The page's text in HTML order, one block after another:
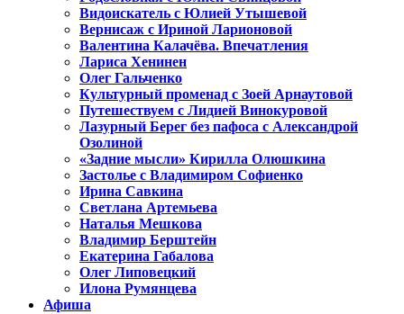
Видоискатель с Юлией Утышевой
Вернисаж с Ириной Ларионовой
Валентина Калачёва. Впечатления
Лариса Хенинен
Олег Гальченко
Культурный променад с Зоей Арнаутовой
Путешествуем с Лидией Винокуровой
Лазурный Берег без пафоса с Александрой
Озолиной
«Задние мысли» Кирилла Олюшкина
Застолье с Владимиром Софиенко
Ирина Савкина
Светлана Артемьева
Наталья Мешкова
Владимир Берштейн
Екатерина Габалова
Олег Липовецкий
Илона Румянцева
Афиша